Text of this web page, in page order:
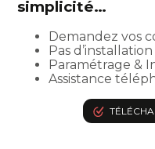
simplicité…
Demandez vos
Pas
Paramétrage &
Assistance